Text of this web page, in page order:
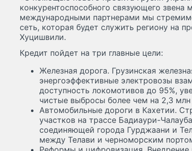
конкурентоспособного связующего
международными партнерами мы
сеть, которая будет служить региону на
Хуцишвили.
Кредит пойдет на три главные цели:
Железная дорога. Грузинская
энергоэффективные электровозы
доступность локомотивов до 95%,
чистые выбросы более чем на 2,3 млн
Автомобильные дороги в Кахетии.
участков на трассе Бадиаури-
соединяющей города Гурджаани и
между Телави и черноморским